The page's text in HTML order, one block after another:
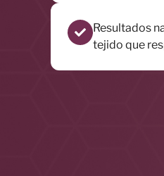
Resultados
tejido que